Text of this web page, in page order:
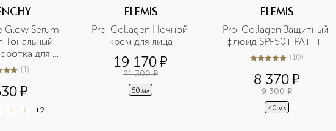
Glow Serum
Тональный
для
(1)
¤
+2
ELEMIS
Pro-Collagen Ночной
крем для лица
19 170¤
21 300 ¤
50 мл
ELEMIS
Pro-Collagen Защитный
флюид SPF50+ PA++++
5из 510 (10)
8 370¤
9 300 ¤
40 мл